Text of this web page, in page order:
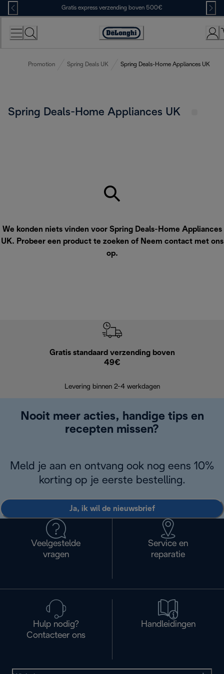
Skip
to
Content
Gratis express verzending boven 500€
Accessibility
Promotion Spring Deals UK Spring Deals-Home Appliances UK
Spring Deals-Home Appliances UK
We konden niets vinden voor Spring Deals-Home Appliances
UK. Probeer een product te zoeken of Neem contact met ons
op.
Gratis standaard verzending boven
49€
Levering binnen 2-4 werkdagen
Nooit meer acties, handige tips en
recepten missen?
Meld je aan en ontvang ook nog eens 10%
korting op je eerste bestelling.
Ja, ik wil de nieuwsbrief
Veelgestelde
vragen
Service en
reparatie
Hulp nodig?
Contacteer ons
Handleidingen